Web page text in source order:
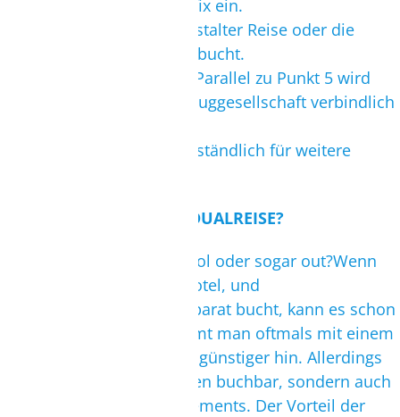
System und buchen alles fix ein.
5. Erst jetzt wird die Veranstalter Reise oder die
einzelnen Bausteine eingebucht.
6. Bei Materialmitnahme: Parallel zu Punkt 5 wird
das Sportgepäck bei der Fluggesellschaft verbindlich
7. Stehen wir Dir selbstverständlich für weitere
PAUSCHAL-ODER INDIVIDUALREISE?
Ist die Pauschalreise uncool oder sogar out?Wenn
man z.B. Flug, Transfer, Hotel, und
Reisepreisabsicherung separat bucht, kann es schon
teuer werden. Daher kommt man oftmals mit einem
Pauschalangebot deutlich günstiger hin. Allerdings
sind nicht nur Bettenburgen buchbar, sondern auch
günstige und gute Appartements. Der Vorteil der